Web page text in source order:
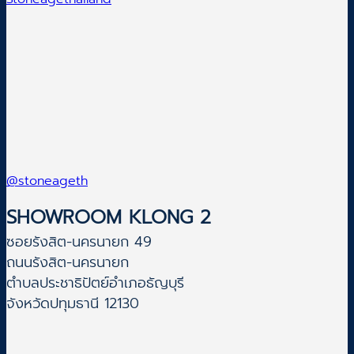
@stoneageth
SHOWROOM KLONG 2
ซอยรังสิต-นครนายก 49
ถนนรังสิต-นครนายก
ตำบลประชาธิปัตย์อำเภอธัญบุรี
จังหวัดปทุมธานี 12130